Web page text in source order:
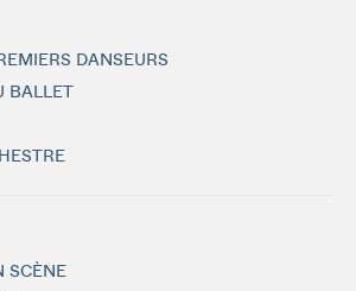
DANSEURS
BALLET
SCÈNE